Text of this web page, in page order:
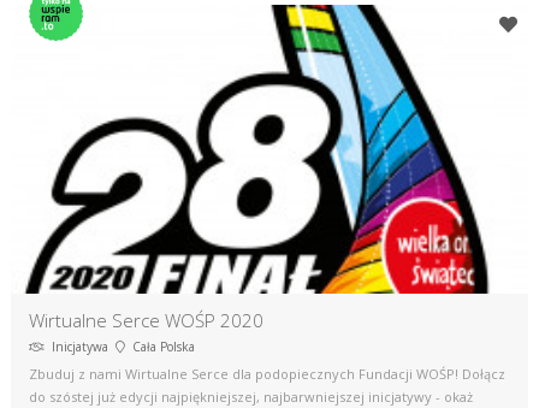
Wirtualne Serce WOŚP 2020
Inicjatywa Cała Polska
Zbuduj z nami Wirtualne Serce dla podopiecznych Fundacji WOŚP! Dołącz
do szóstej już edycji najpiękniejszej, najbarwniejszej inicjatywy - okaż